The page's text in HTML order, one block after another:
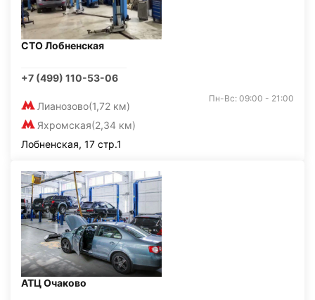
СТО Лобненская
+7 (499) 110-53-06
Лианозово(1,72 км)
Яхромская(2,34 км)
Пн-Вс: 09:00 - 21:00
Лобненская, 17 стр.1
АТЦ Очаково